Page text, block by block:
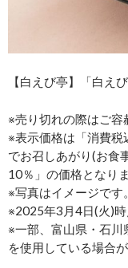
【白えび亭】「白え
※売り切れの際はご容
※表示価格は「消費税
でお召しあがり(お食
10％」の価格となりま
※写真はイメージです。
※2025年3月4日(火)時
※一部、富山県・石川
を使用している場合が